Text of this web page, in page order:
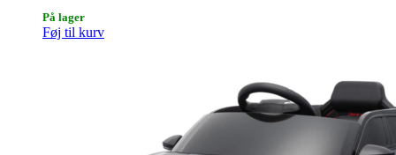
På lager
Føj til kurv